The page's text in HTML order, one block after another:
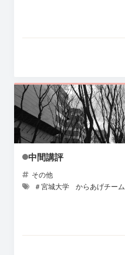
中間講評
その他
＃宮城大学
からあげチーム